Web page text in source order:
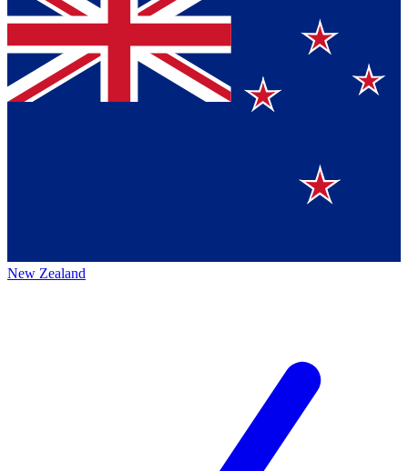
New Zealand